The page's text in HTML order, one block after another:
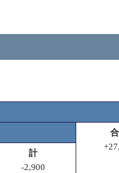
計
-2,900